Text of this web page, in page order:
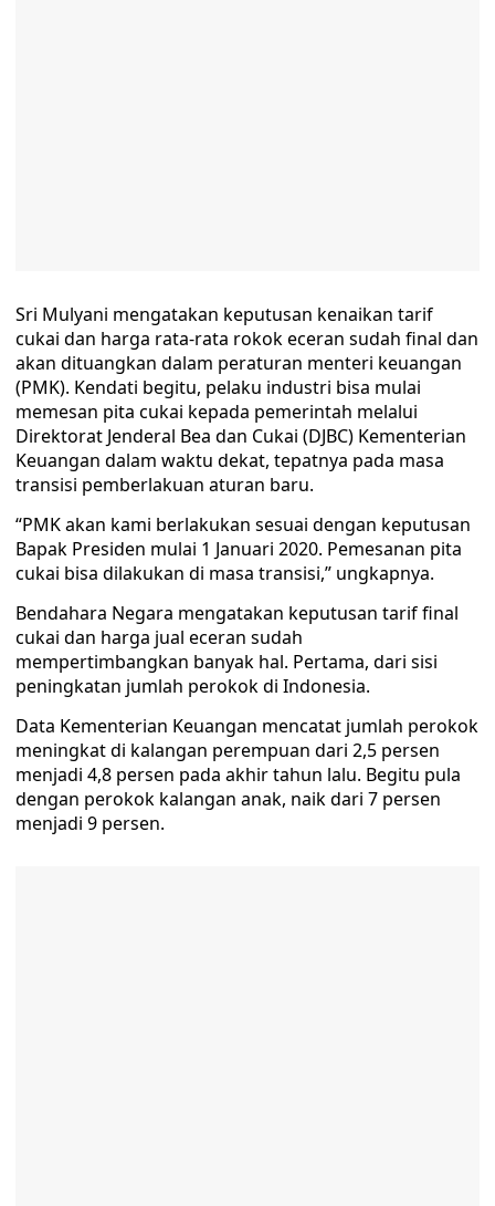
Sri Mulyani mengatakan keputusan kenaikan tarif
cukai dan harga rata-rata rokok eceran sudah final dan
akan dituangkan dalam peraturan menteri keuangan
(PMK). Kendati begitu, pelaku industri bisa mulai
memesan pita cukai kepada pemerintah melalui
Direktorat Jenderal Bea dan Cukai (DJBC) Kementerian
Keuangan dalam waktu dekat, tepatnya pada masa
transisi pemberlakuan aturan baru.
“PMK akan kami berlakukan sesuai dengan keputusan
Bapak Presiden mulai 1 Januari 2020. Pemesanan pita
cukai bisa dilakukan di masa transisi,” ungkapnya.
Bendahara Negara mengatakan keputusan tarif final
cukai dan harga jual eceran sudah
mempertimbangkan banyak hal. Pertama, dari sisi
peningkatan jumlah perokok di Indonesia.
Data Kementerian Keuangan mencatat jumlah perokok
meningkat di kalangan perempuan dari 2,5 persen
menjadi 4,8 persen pada akhir tahun lalu. Begitu pula
dengan perokok kalangan anak, naik dari 7 persen
menjadi 9 persen.